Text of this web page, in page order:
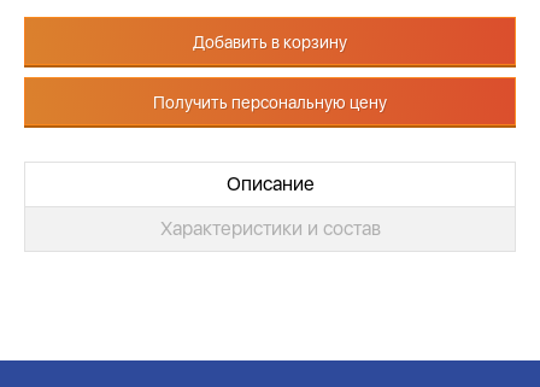
Добавить в корзину
Получить персональную цену
Описание
Характеристики и состав